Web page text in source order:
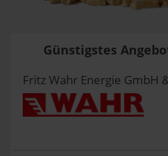
Günstigstes
Fritz Wahr Energie GmbH